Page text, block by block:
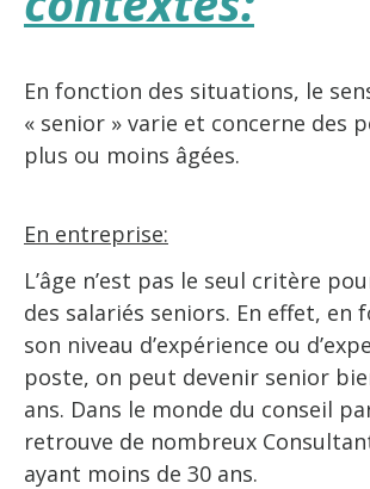
En fonction des situations, le
« senior » varie et concerne des
plus ou moins âgées.
En entreprise:
L’âge n’est pas le seul critère
des salariés seniors. En effet, en
son niveau d’expérience ou
poste, on peut devenir senior
ans. Dans le monde du conseil
retrouve de nombreux
ayant moins de 30 ans.